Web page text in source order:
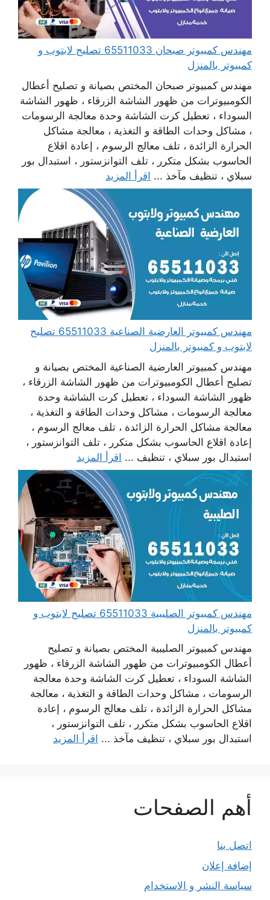
مهندس كمبيوتر صبحان 65511033 تصليح لابتوب و
كمبيوتر بالمنزل
مهندس كمبيوتر صبحان المختص بصيانة و تصليح أعطال
الكومبيوترات من ظهور الشاشة الزرقاء ، ظهور الشاشة
السوداء ، تعطيل كرت الشاشة وحدة معالجة الرسومات
، مشاكل وحدات الطاقة و التغذية ، معالجة مشاكل
الحرارة الزائدة ، تلف معالج الرسوم ، إعادة اقلاع
الحاسوب بشكل متكرر ، تلف التوانزستور ، استبدال بور
سبلاي ، تنظيف مآخذ ... اقرأ المزيد
مهندس كمبيوتر العارضية الصناعية 65511033 تصليح
لابتوب و كمبيوتر بالمنزل
مهندس كمبيوتر العارضية الصناعية المختص بصيانة و
تصليح أعطال الكومبيوترات من ظهور الشاشة الزرقاء ،
ظهور الشاشة السوداء ، تعطيل كرت الشاشة وحدة
معالجة الرسومات ، مشاكل وحدات الطاقة و التغذية ،
معالجة مشاكل الحرارة الزائدة ، تلف معالج الرسوم ،
إعادة اقلاع الحاسوب بشكل متكرر ، تلف التوانزستور ،
استبدال بور سبلاي ، تنظيف ... اقرأ المزيد
مهندس كمبيوتر الصليبية 65511033 تصليح لابتوب و
كمبيوتر بالمنزل
مهندس كمبيوتر الصليبية المختص بصيانة و تصليح
أعطال الكومبيوترات من ظهور الشاشة الزرقاء ، ظهور
الشاشة السوداء ، تعطيل كرت الشاشة وحدة معالجة
الرسومات ، مشاكل وحدات الطاقة و التغذية ، معالجة
مشاكل الحرارة الزائدة ، تلف معالج الرسوم ، إعادة
اقلاع الحاسوب بشكل متكرر ، تلف التوانزستور ،
استبدال بور سبلاي ، تنظيف مآخذ ... اقرأ المزيد
أهم الصفحات
اتصل بنا
إضافة إعلان
سياسة النشر و الاستخدام